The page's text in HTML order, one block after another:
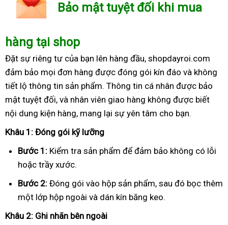
Bảo mật tuyệt đối khi mua
hàng tại shop
Đặt sự riêng tư của bạn lên hàng đầu, shopdayroi.com
đảm bảo mọi đơn hàng được đóng gói kín đáo và không
tiết lộ thông tin sản phẩm. Thông tin cá nhân được bảo
mật tuyệt đối, và nhân viên giao hàng không được biết
nội dung kiện hàng, mang lại sự yên tâm cho bạn.
Khâu 1: Đóng gói kỹ lưỡng
Bước 1: Kiểm tra sản phẩm để đảm bảo không có lỗi
hoặc trầy xước.
Bước 2: Đóng gói vào hộp sản phẩm, sau đó bọc thêm
một lớp hộp ngoài và dán kín băng keo.
Khâu 2: Ghi nhãn bên ngoài